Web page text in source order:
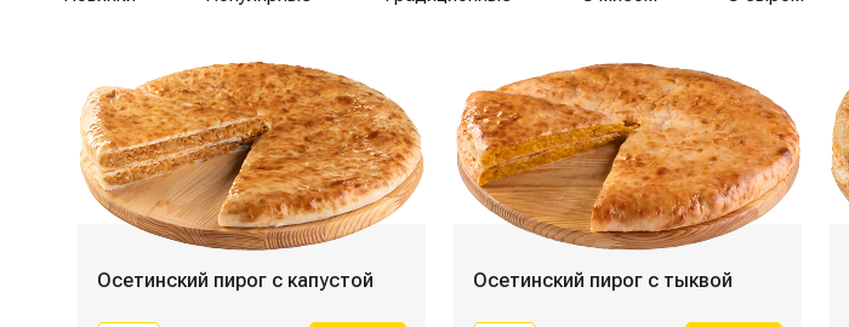
Осетинский пирог с капустой Осетинский пирог с тыквой